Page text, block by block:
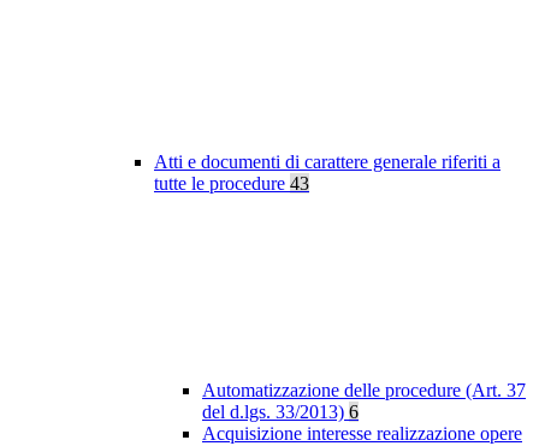
Atti e documenti di carattere generale riferiti a
tutte le procedure 43
Automatizzazione delle procedure (Art. 37
del d.lgs. 33/2013) 6
Acquisizione interesse realizzazione opere